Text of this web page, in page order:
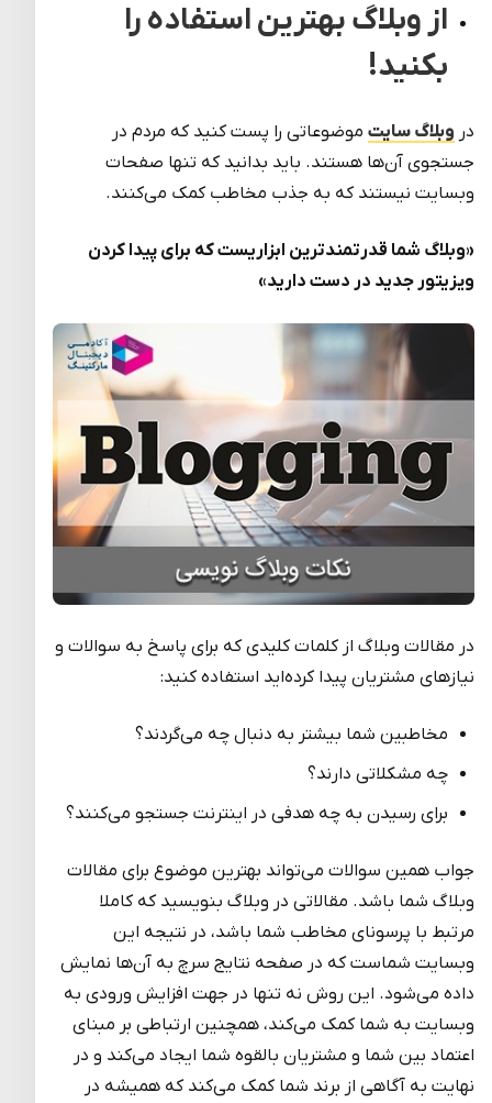
از وبلاگ بهترین استفاده را
بکنید!
در وبلاگ سایت موضوعاتی را پست کنید که مردم در
جستجوی آن‌ها هستند. باید بدانید که تنها صفحات
وبسایت نیستند که به جذب مخاطب کمک می‌کنند.
«وبلاگ شما قدرتمندترین ابزاریست که برای پیدا کردن
ویزیتور جدید در دست دارید»
در مقالات وبلاگ از کلمات کلیدی که برای پاسخ به سوالات و
نیازهای مشتریان پیدا کرده‌اید استفاده کنید:
مخاطبین شما بیشتر به دنبال چه می‌گردند؟
چه مشکلاتی دارند؟
برای رسیدن به چه هدفی در اینترنت جستجو می‌کنند؟
جواب همین سوالات می‌تواند بهترین موضوع برای مقالات
وبلاگ شما باشد. مقالاتی در وبلاگ بنویسید که کاملا
مرتبط با پرسونای مخاطب شما باشد، در نتیجه این
وبسایت شماست که در صفحه نتایج سرچ به آن‌ها نمایش
داده می‌شود. این روش نه تنها در جهت افزایش ورودی به
وبسایت به شما کمک می‌کند، همچنین ارتباطی بر مبنای
اعتماد بین شما و مشتریان بالقوه شما ایجاد می‌کند و در
نهایت به آگاهی از برند شما کمک می‌کند که همیشه در